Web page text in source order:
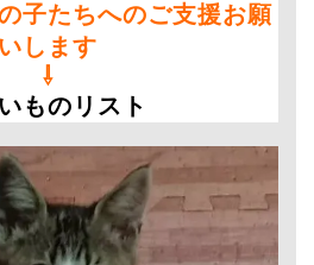
子たちへのご支援お願
いします
⇩
ものリスト